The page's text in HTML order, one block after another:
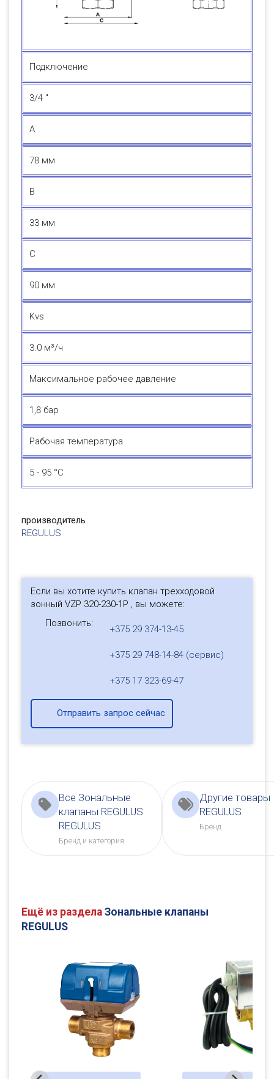
Подключение
3/4 "
А
78 мм
В
33 мм
С
90 мм
Kvs
3.0 м³/ч
Максимальное рабочее давление
1,8 бар
Рабочая температура
5 - 95 °C
производитель
REGULUS
Если вы хотите купить клапан трехходовой
зонный VZP 320-230-1P , вы можете:
Позвонить:
+375 29 374-13-45
+375 29 748-14-84 (сервис)
+375 17 323-69-47
Отправить запрос сейчас
Все Зональные
клапаны REGULUS
REGULUS
Бренд и категория
Другие товары
REGULUS
Бренд
Ещё из раздела Зональные клапаны
REGULUS